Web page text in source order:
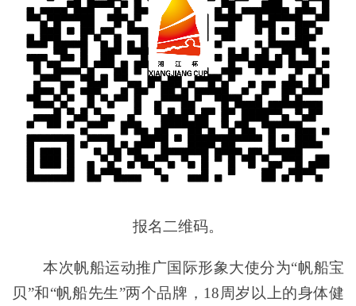
报名二维码。
本次帆船运动推广国际形象大使分为“帆船宝
贝”和“帆船先生”两个品牌，18周岁以上的身体健